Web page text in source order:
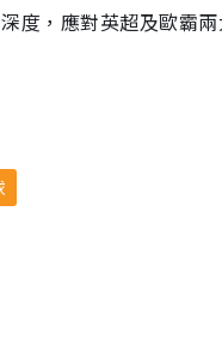
度，應對英超及歐霸